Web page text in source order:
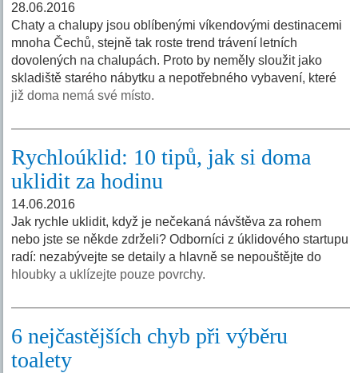
28.06.2016
Chaty a chalupy jsou oblíbenými víkendovými destinacemi
mnoha Čechů, stejně tak roste trend trávení letních
dovolených na chalupách. Proto by neměly sloužit jako
skladiště starého nábytku a nepotřebného vybavení, které
již doma nemá své místo.
Rychloúklid: 10 tipů, jak si doma
uklidit za hodinu
14.06.2016
Jak rychle uklidit, když je nečekaná návštěva za rohem
nebo jste se někde zdrželi? Odborníci z úklidového startupu
radí: nezabývejte se detaily a hlavně se nepouštějte do
hloubky a uklízejte pouze povrchy.
6 nejčastějších chyb při výběru
toalety